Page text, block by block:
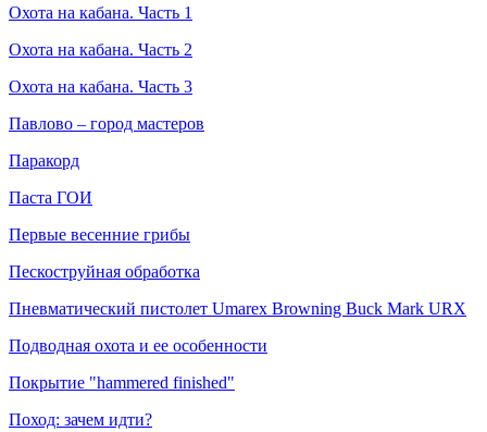
Охота на кабана. Часть 1
Охота на кабана. Часть 2
Охота на кабана. Часть 3
Павлово – город мастеров
Паракорд
Паста ГОИ
Первые весенние грибы
Пескоструйная обработка
Пневматический пистолет Umarex Browning Buck Mark URX
Подводная охота и ее особенности
Покрытие "hammered finished"
Поход: зачем идти?